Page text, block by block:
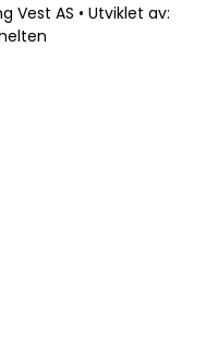
Vest AS • Utviklet av: